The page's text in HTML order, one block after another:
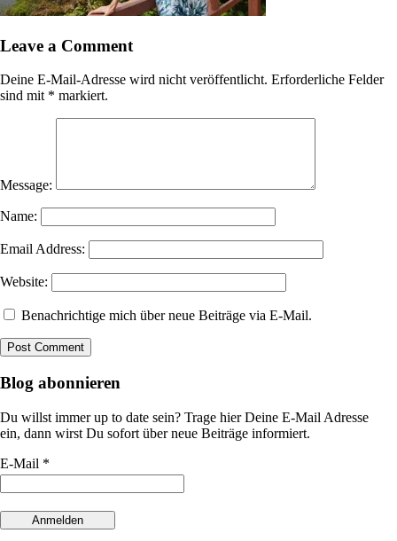
Leave a Comment
Deine E-Mail-Adresse wird nicht veröffentlicht. Erforderliche Felder
sind mit * markiert.
Message:
Name:
Email Address:
Website:
Benachrichtige mich über neue Beiträge via E-Mail.
Blog abonnieren
Du willst immer up to date sein? Trage hier Deine E-Mail Adresse
ein, dann wirst Du sofort über neue Beiträge informiert.
E-Mail *